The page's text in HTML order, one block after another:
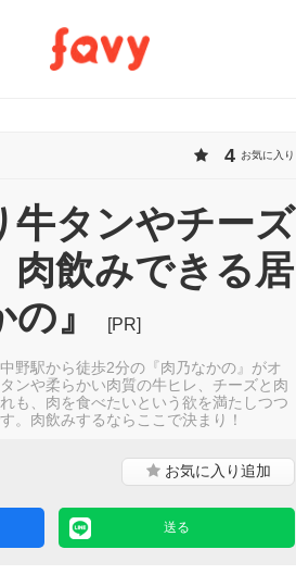
4 お気に入り
牛タンやチーズ
肉飲みできる居
』
[PR]
野駅から徒歩2分の『肉乃なかの』がオ
ンや柔らかい肉質の牛ヒレ、チーズと肉
も、肉を食べたいという欲を満たしつつ
。肉飲みするならここで決まり！
お気に入り追加
送る